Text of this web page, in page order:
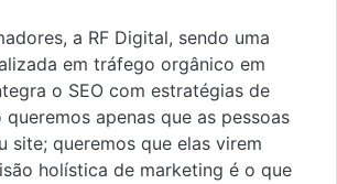
a RF Digital, sendo uma
em tráfego orgânico em
o SEO com estratégias de
apenas que as pessoas
site; queremos que elas virem
holística de marketing é o que